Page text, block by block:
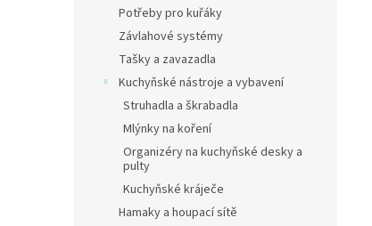
Potřeby pro kuřáky
Závlahové systémy
Tašky a zavazadla
Kuchyňské nástroje a vybavení
Struhadla a škrabadla
Mlýnky na koření
Organizéry na kuchyňské desky a
pulty
Kuchyňské kráječe
Hamaky a houpací sítě